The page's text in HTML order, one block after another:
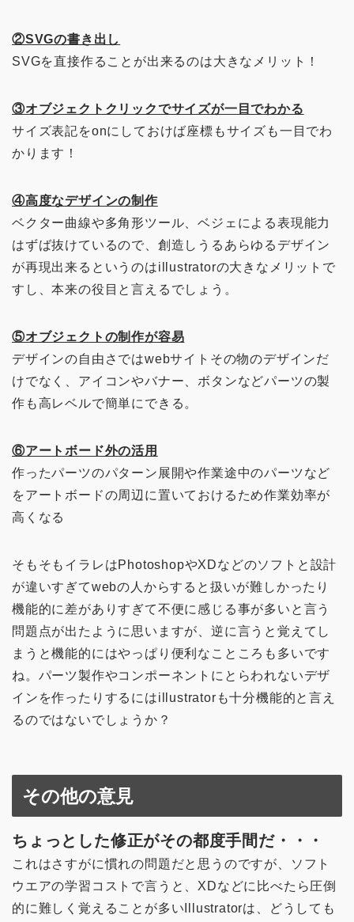
②SVGの書き出し
SVGを直接作ることが出来るのは大きなメリット！
③オブジェクトクリックでサイズが一目でわかる
サイズ表記をonにしておけば座標もサイズも一目でわ
かります！
④高度なデザインの制作
ベクター曲線や多角形ツール、ベジェによる表現能力
はずば抜けているので、創造しうるあらゆるデザイン
が再現出来るというのはillustratorの大きなメリットで
すし、本来の役目と言えるでしょう。
⑤オブジェクトの制作が容易
デザインの自由さではwebサイトその物のデザインだ
けでなく、アイコンやバナー、ボタンなどパーツの製
作も高レベルで簡単にできる。
⑥アートボード外の活用
作ったパーツのパターン展開や作業途中のパーツなど
をアートボードの周辺に置いておけるため作業効率が
高くなる
そもそもイラレはPhotoshopやXDなどのソフトと設計
が違いすぎてwebの人からすると扱いが難しかったり
機能的に差がありすぎて不便に感じる事が多いと言う
問題点が出たように思いますが、逆に言うと覚えてし
まうと機能的にはやっぱり便利なこところも多いです
ね。パーツ製作やコンポーネントにとらわれないデザ
インを作ったりするにはillustratorも十分機能的と言え
るのではないでしょうか？
その他の意見
ちょっとした修正がその都度手間だ・・・
これはさすがに慣れの問題だと思うのですが、ソフト
ウエアの学習コストで言うと、XDなどに比べたら圧倒
的に難しく覚えることが多いIllustratorは、どうしても